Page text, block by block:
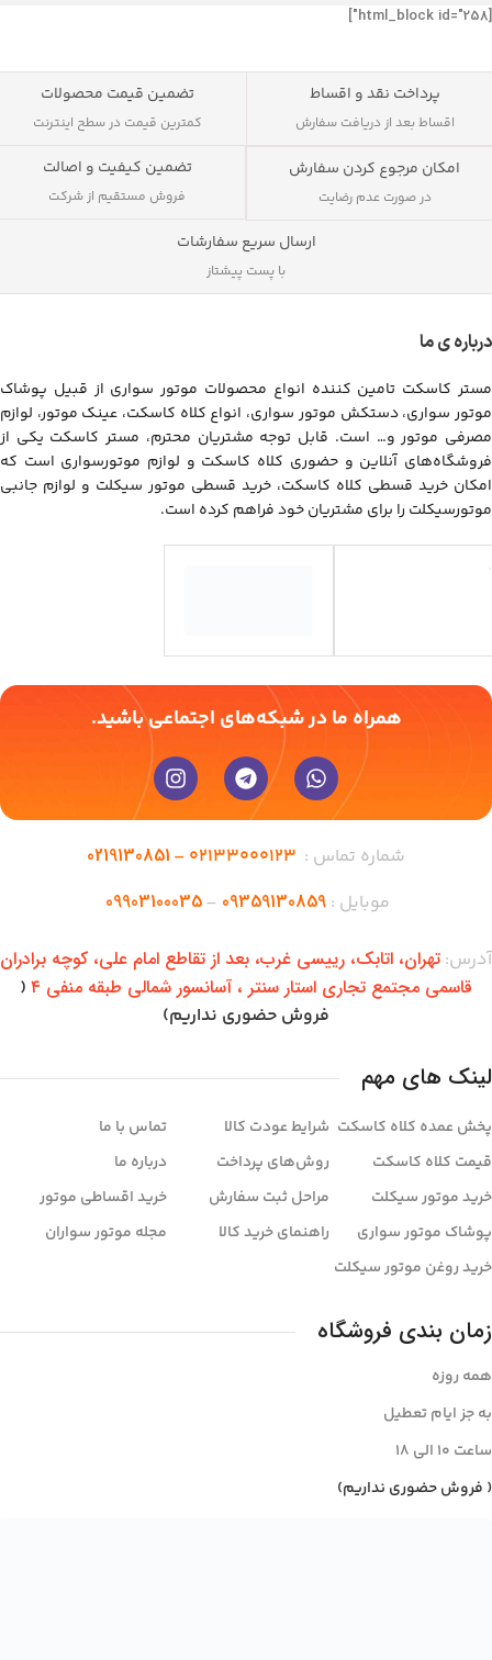
[html_block id="258"]
پرداخت نقد و اقساط
اقساط بعد از دریافت سفارش
تضمین قیمت محصولات
کمترین قیمت در سطح اینترنت
امکان مرجوع کردن سفارش
در صورت عدم رضایت
تضمین کیفیت و اصالت
فروش مستقیم از شرکت
ارسال سریع سفارشات
با پست پیشتاز
درباره ی ما
مستر کاسکت تامین کننده انواع محصولات موتور سواری از قبیل پوشاک
موتور سواری، دستکش موتور سواری، انواع کلاه کاسکت، عینک موتور، لوازم
مصرفی موتور و… است. قابل توجه مشتریان محترم، مستر کاسکت یکی از
فروشگاه‌های آنلاین و حضوری کلاه کاسکت و لوازم موتورسواری است که
امکان خرید قسطی کلاه کاسکت، خرید قسطی موتور سیکلت و لوازم جانبی
موتورسیکلت را برای مشتریان خود فراهم کرده است.
همراه ما در شبکه‌های اجتماعی باشید.
شماره تماس : 02133000123 –
0219130851
موبایل : 09359130859
–
09903100035
آدرس: تهران،‌ اتابک، رییسی غرب، بعد از تقاطع امام علی، کوچه برادران
قاسمی مجتمع تجاری استار سنتر ، آسانسور شمالی طبقه منفی ۴
(
فروش حضوری نداریم)
لینک های مهم
پخش عمده کلاه کاسکت
قیمت کلاه کاسکت
خرید موتور سیکلت
پوشاک موتور سواری
خرید روغن موتور سیکلت
شرایط عودت کالا
روش‌های پرداخت
مراحل ثبت سفارش
راهنمای خرید کالا
تماس با ما
درباره ما
خرید اقساطی موتور
مجله موتور سواران
زمان بندی فروشگاه
همه روزه
به جز ایام تعطیل
ساعت ۱۰ الی ۱8
( فروش حضوری نداریم)